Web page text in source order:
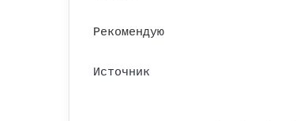
Рекомендую
Источник